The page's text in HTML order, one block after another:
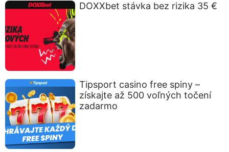
DOXXbet stávka bez rizika 35 €
Tipsport casino free spiny –
získajte až 500 voľných točení
zadarmo